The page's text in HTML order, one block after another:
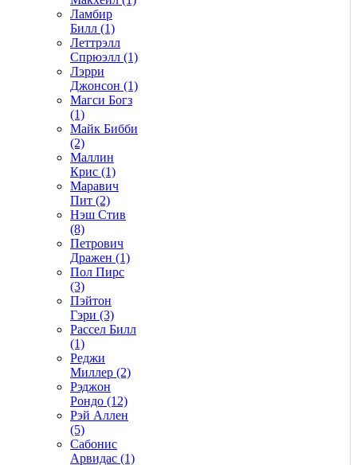
Ламбир
Билл (1)
Леттрэлл
Спрюэлл (1)
Лэрри
Джонсон (1)
Магси Богз
(1)
Майк Бибби
(2)
Маллин
Крис (1)
Маравич
Пит (2)
Нэш Стив
(8)
Петрович
Дражен (1)
Пол Пирс
(3)
Пэйтон
Гэри (3)
Рассел Билл
(1)
Реджи
Миллер (2)
Рэджон
Рондо (12)
Рэй Аллен
(5)
Сабонис
Арвидас (1)